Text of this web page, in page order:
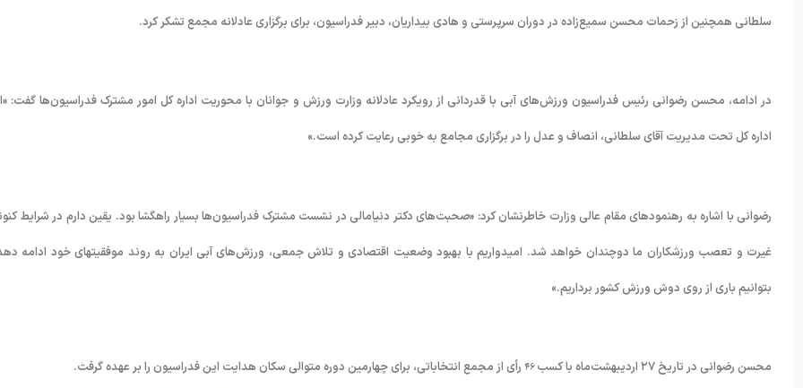
سلطانی همچنین از زحمات محسن سمیع‌زاده در دوران سرپرستی و هادی بیداریان، دبیر فدراسیون، برای برگزاری عادلانه مجمع تشکر کرد.
در ادامه، محسن رضوانی رئیس فدراسیون ورزش‌های آبی با قدردانی از رویکرد عادلانه وزارت ورزش و جوانان با محوریت اداره کل امور مشترک فدراسیون‌ها گفت:
اداره کل تحت مدیریت آقای سلطانی، انصاف و عدل را در برگزاری مجامع به خوبی رعایت کرده است.»
رضوانی با اشاره به رهنمودهای مقام عالی وزارت خاطرنشان کرد: «صحبت‌های دکتر دنیامالی در نشست مشترک فدراسیون‌ها بسیار راهگشا بود. یقین دارم در شرایط
غیرت و تعصب ورزشکاران ما دوچندان خواهد شد. امیدواریم با بهبود وضعیت اقتصادی و تلاش جمعی، ورزش‌های آبی ایران به روند موفقیتهای خود ادامه
بتوانیم باری از روی دوش ورزش کشور برداریم.»
محسن رضوانی در تاریخ ۲۷ اردیبهشت‌ماه با کسب ۴۶ رأی از مجمع انتخاباتی، برای چهارمین دوره متوالی سکان هدایت این فدراسیون را بر عهده گرفت.